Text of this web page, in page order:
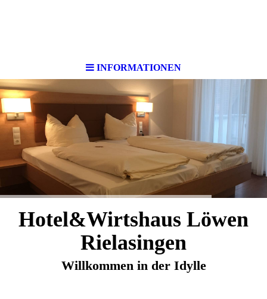
INFORMATIONEN
Hotel&Wirtshaus Löwen
Rielasingen
Willkommen in der Idylle